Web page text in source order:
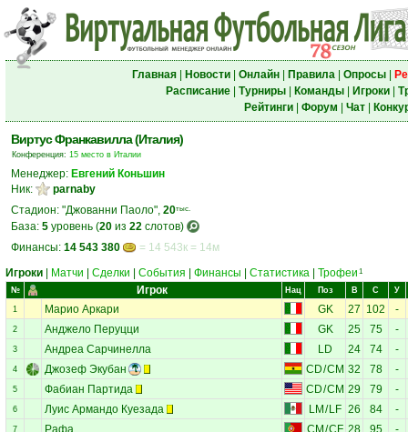
Главная| Новости| Онлайн| Правила| Опросы|
Расписание| Турниры| Команды| Игроки|
Рейтинги| Форум Чат|
Виртус Франкавилла (Италия)
Конференция: 15 место в Италии
Менеджер: Евгений Коньшин
Ник:
parnaby
Стадион: "Джованни Паоло", 20тыс.
База: 5 уровень (20 из 22 слотов)
Финансы: 14 543 380
= 14 543к = 14м
Игроки
Матчи Сделки События Финансы Статистика Трофеи 1
№ Игрок Нац Поз В С У
1 Марио Аркари GK 27 102 -
2 Анджело Перуцци GK 25 75 -
3 Андреа Сарчинелла LD 24 74 -
4 Джозеф Экубан CD/CM 32 78 -
5 Фабиан Партида CD/CM 29 79 -
6 Луис Армандо Куезада LM / LF 26 84 -
7 Рафа CM /CF 28 95 -